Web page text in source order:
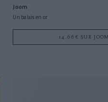
Joom
Un balais en or
14.66€ SUR JOOM